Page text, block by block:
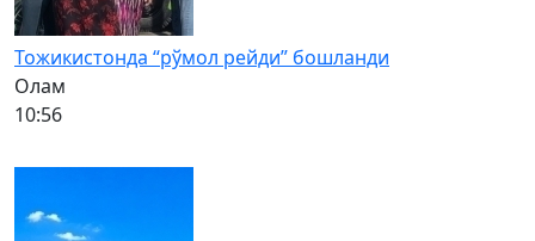
Тожикистонда “рўмол рейди” бошланди
Олам
10:56